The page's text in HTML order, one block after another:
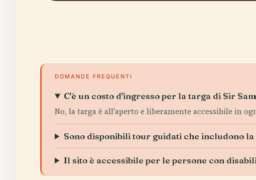
DOMANDE FREQUENTI
C'è un costo d'ingresso per la targa di Sir
No, la targa è all'aperto e liberamente accessibile in
Sono disponibili tour guidati che includono la
Il sito è accessibile per le persone con